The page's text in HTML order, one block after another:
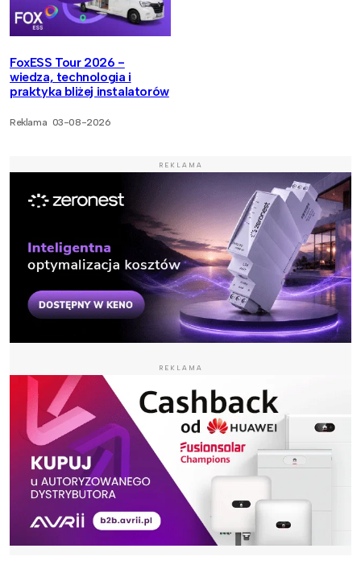
FoxESS Tour 2026 -
wiedza, technologia i
praktyka bliżej instalatorów
Reklama 03-08-2026
REKLAMA
REKLAMA